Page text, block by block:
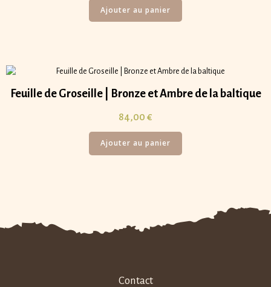
Ajouter au panier
Feuille de Groseille | Bronze et Ambre de la baltique
84,00 €
Ajouter au panier
Contact